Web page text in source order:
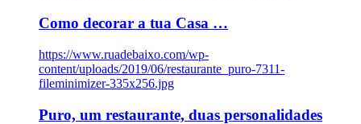
Como decorar a tua Casa …
https://www.ruadebaixo.com/wp-
content/uploads/2019/06/restaurante_puro-7311-
fileminimizer-335x256.jpg
Puro, um restaurante, duas personalidades